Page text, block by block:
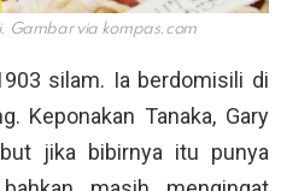
Gambar via kompas.com
silam. Ia berdomisili di
Keponakan Tanaka, Gary
jika bibirnya itu punya